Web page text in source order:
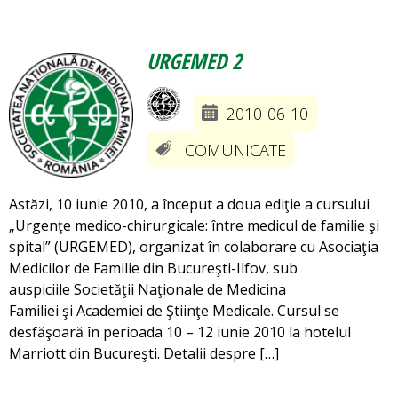
URGEMED 2
2010-06-10
COMUNICATE
Astăzi, 10 iunie 2010, a început a doua ediţie a cursului
„Urgenţe medico-chirurgicale: între medicul de familie şi
spital” (URGEMED), organizat în colaborare cu Asociaţia
Medicilor de Familie din Bucureşti-Ilfov, sub
auspiciile Societăţii Naţionale de Medicina
Familiei şi Academiei de Ştiinţe Medicale. Cursul se
desfăşoară în perioada 10 – 12 iunie 2010 la hotelul
Marriott din Bucureşti. Detalii despre […]